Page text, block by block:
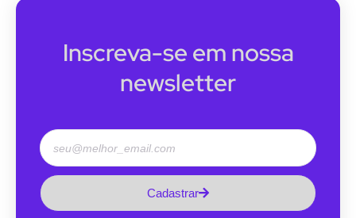
Inscreva-se em nossa
newsletter
Cadastrar